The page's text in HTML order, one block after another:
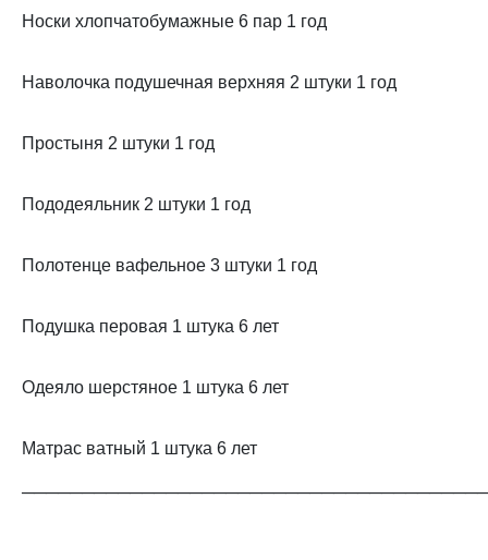
Носки хлопчатобумажные 6 пар 1 год
Наволочка подушечная верхняя 2 штуки 1 год
Простыня 2 штуки 1 год
Пододеяльник 2 штуки 1 год
Полотенце вафельное 3 штуки 1 год
Подушка перовая 1 штука 6 лет
Одеяло шерстяное 1 штука 6 лет
Матрас ватный 1 штука 6 лет